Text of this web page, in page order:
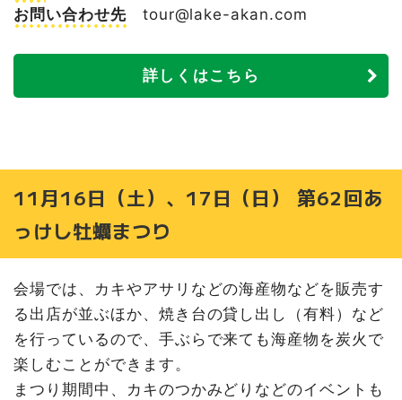
お問い合わせ先tour@lake-akan.com
詳しくはこちら
11月16日（土）、17日（日） 第62回あ
っけし牡蠣まつり
会場では、カキやアサリなどの海産物などを販売す
る出店が並ぶほか、焼き台の貸し出し（有料）など
を行っているので、手ぶらで来ても海産物を炭火で
楽しむことができます。
まつり期間中、カキのつかみどりなどのイベントも